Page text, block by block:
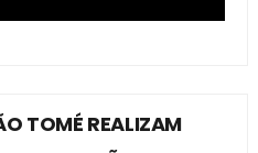
TOMÉ REALIZAM